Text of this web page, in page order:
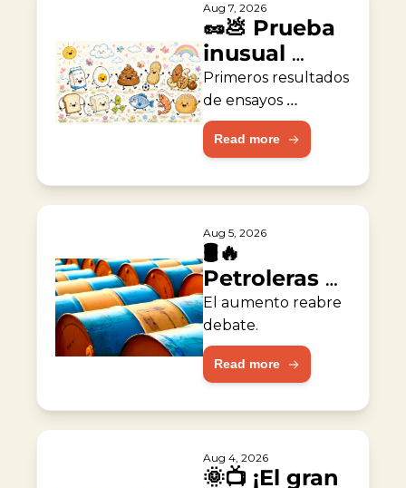
Aug 7, 2026
🥜💩 Prueba
inusual
contra la
alergia al
maní
Primeros resultados
de ensayos
muestran
resultados
Read more
Aug 5, 2026
🛢️🔥
Petroleras
duplican
ganancias
durante la
guerra
El aumento reabre
debate.
Read more
Aug 4, 2026
🌞📺 ¡El gran